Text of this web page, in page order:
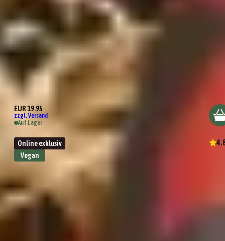
EUR 19.95
zzgl. Versand
Auf Lager
Online exklusiv
Vegan